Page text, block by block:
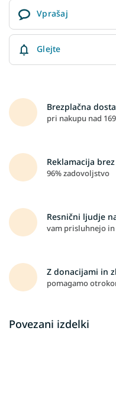
Vprašaj
Glejte
Brezplačna
pri nakupu nad
Reklamacija
96% zadovoljstvo
Resnični ljudje
vam prisluhnejo
Z donacijami in
pomagamo
Povezani izdelki